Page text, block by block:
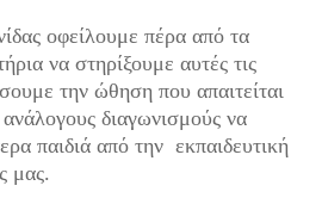
οφείλουμε πέρα από τα
να στηρίξουμε αυτές τις
την ώθηση που απαιτείται
διαγωνισμούς να
παιδιά από την εκπαιδευτική
μας.